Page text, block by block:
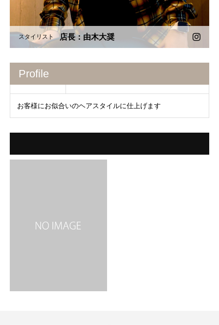
スタイリスト 店長：由木大奨
Profile
お客様にお似合いのヘアスタイルに仕上げます